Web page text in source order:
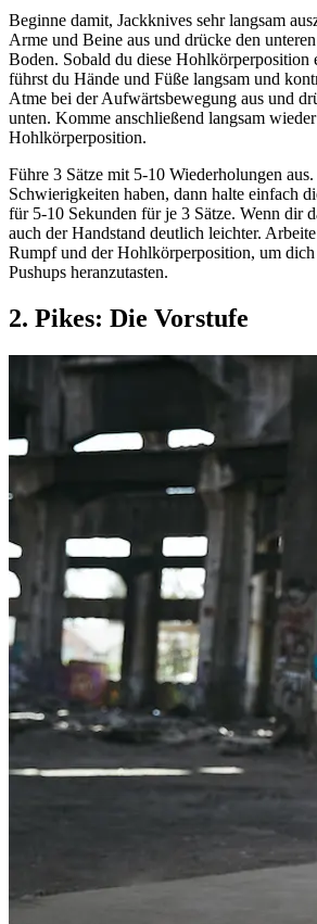
Beginne damit, Jackknives sehr langsam
Arme und Beine aus und drücke den
Boden. Sobald du diese Hohlkörperposition
führst du Hände und Füße langsam und
Atme bei der Aufwärtsbewegung aus und
unten. Komme anschließend langsam
Hohlkörperposition.
Führe 3 Sätze mit 5-10 Wiederholungen
Schwierigkeiten haben, dann halte einfach
für 5-10 Sekunden für je 3 Sätze. Wenn dir
auch der Handstand deutlich leichter.
Rumpf und der Hohlkörperposition, um
Pushups heranzutasten.
2. Pikes: Die Vorstufe